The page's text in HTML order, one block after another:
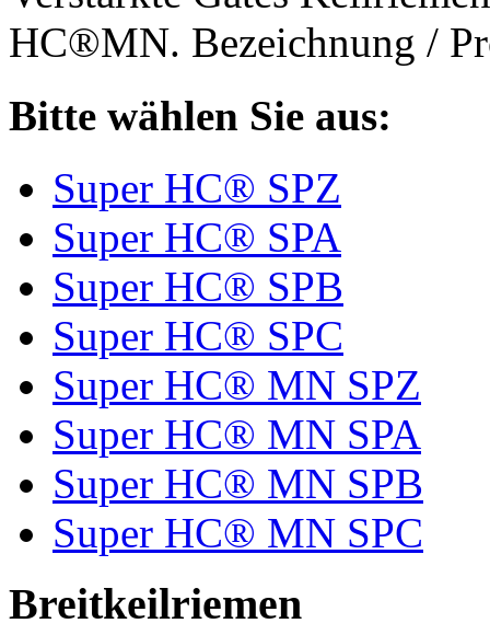
HC®MN. Bezeichnung /
Bitte wählen Sie aus:
Super HC® SPZ
Super HC® SPA
Super HC® SPB
Super HC® SPC
Super HC® MN SPZ
Super HC® MN SPA
Super HC® MN SPB
Super HC® MN SPC
Breitkeilriemen